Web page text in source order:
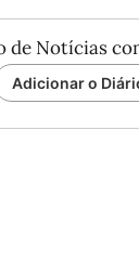
de Notícias
Adicionar o